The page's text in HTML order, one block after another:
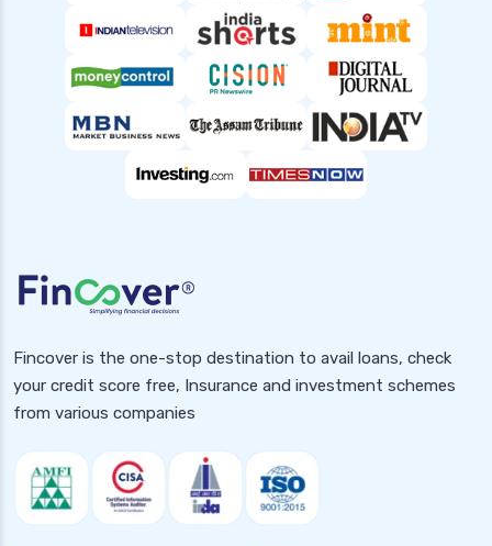
Fincover is the one-stop destination to avail loans, check
your credit score free, Insurance and investment schemes
from various companies